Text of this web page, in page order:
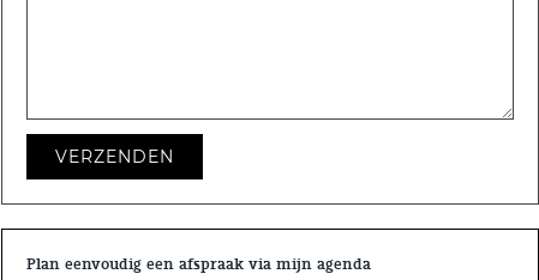
VERZENDEN
Plan eenvoudig een afspraak via mijn agenda